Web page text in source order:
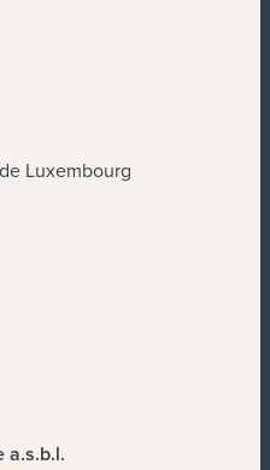
Luxembourg
a.s.b.l.